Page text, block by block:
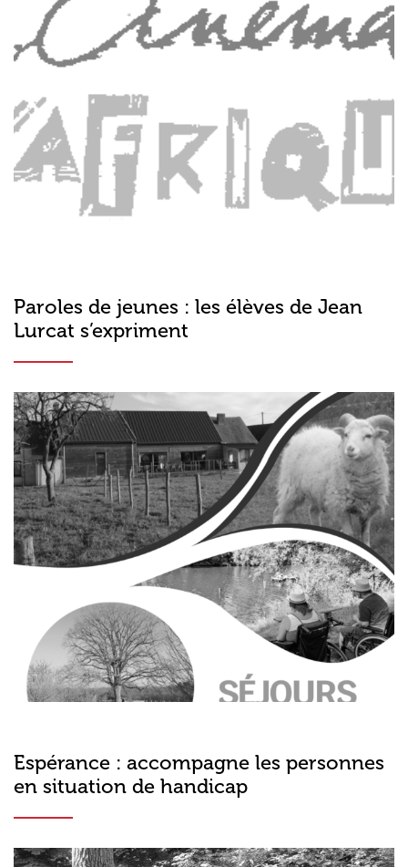
Paroles de jeunes : les élèves de Jean
Lurcat s’expriment
Espérance : accompagne les personnes
en situation de handicap